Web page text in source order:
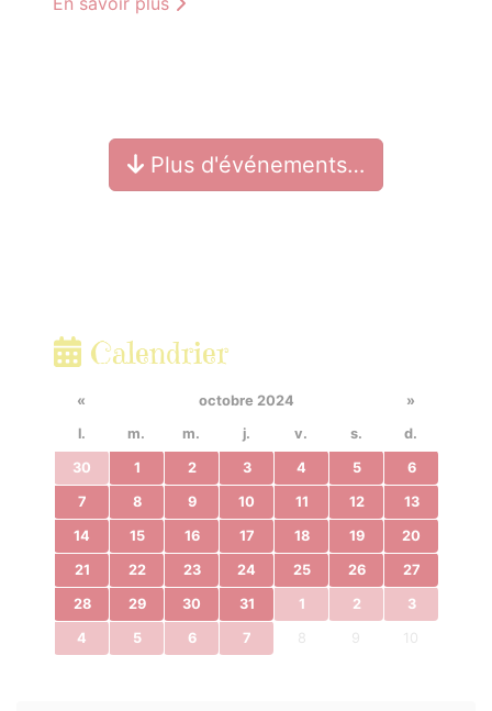
Plus d'événements…
Calendrier
« octobre 2024
»
l.
m. m. j. v. s. d.
30 1 2 3 4 5 6
7 8 9 10 11 12 13
14 15 16 17 18 19 20
21 22 23 24 25 26 27
28 29 30 31 1 2 3
4 5 6 7 8 9 10